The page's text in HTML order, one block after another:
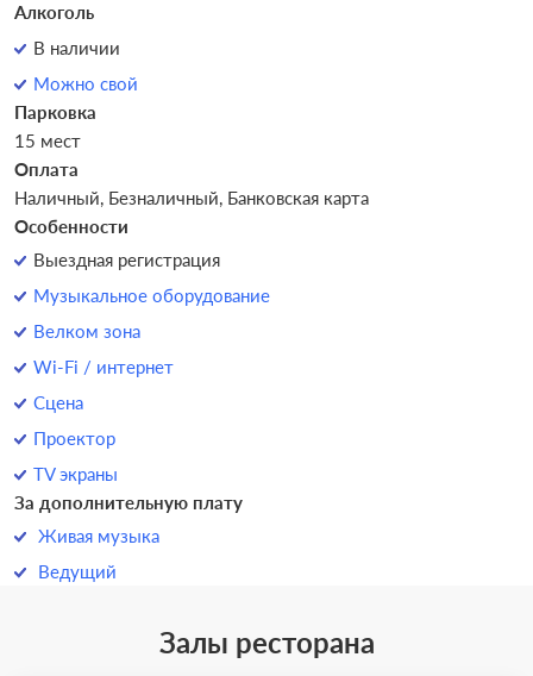
Алкоголь
В наличии
Можно свой
Парковка
15 мест
Оплата
Наличный, Безналичный, Банковская карта
Особенности
Выездная регистрация
Музыкальное оборудование
Велком зона
Wi-Fi / интернет
Сцена
Проектор
TV экраны
За дополнительную плату
Живая музыка
Ведущий
Залы ресторана